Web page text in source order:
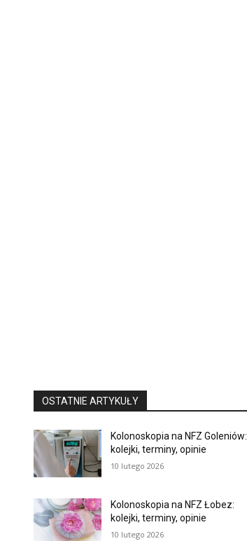
OSTATNIE ARTYKUŁY
Kolonoskopia na NFZ Goleniów:
kolejki, terminy, opinie
10 lutego 2026
Kolonoskopia na NFZ Łobez:
kolejki, terminy, opinie
10 lutego 2026